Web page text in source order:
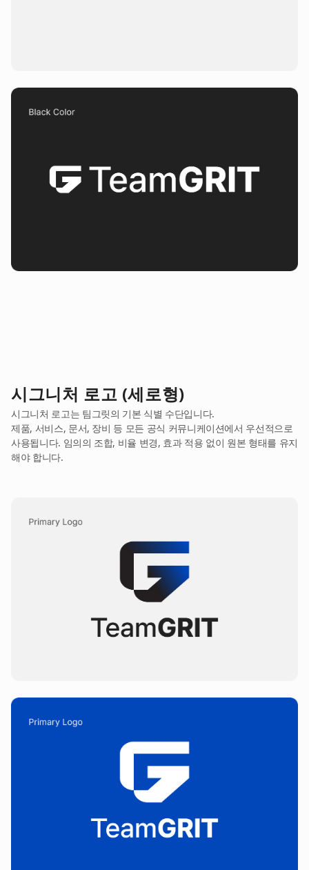
시그니처 로고 (세로형)
시그니처 로고는 팀그릿의 기본 식별 수단입니다.
제품, 서비스, 문서, 장비 등 모든 공식 커뮤니케이션에서 우선적으로
사용됩니다. 임의의 조합, 비율 변경, 효과 적용 없이 원본 형태를 유지
해야 합니다.